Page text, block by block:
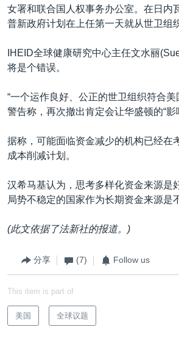
女署和联合国人权事务办公室。在日内
普新政府计划在上任第一天就从世卫组
IHEID全球健康研究中心主任文水丽
将是个错误。
“一个运作良好、公正的世卫组织符合美
警告称，再次撤出肯定会让华盛顿的“影
据称，可能面临资金减少的机构已经在
成本削减计划。
汉希马基认为，思考多样化资金来源是
局势不稳定的国家作为长期资金来源是
(此文依据了法新社的报道。)
分享 (7) Follow us
This item is part of
美国 全球议题